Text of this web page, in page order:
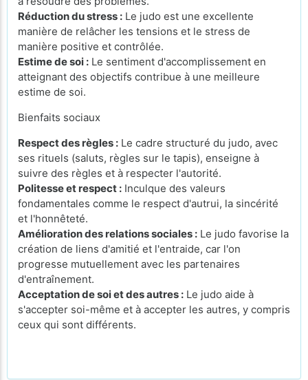
Réduction du stress : Le judo est une excellente
manière de relâcher les tensions et le stress de
manière positive et contrôlée.
Estime de soi : Le sentiment d'accomplissement en
atteignant des objectifs contribue à une meilleure
estime de soi.
Bienfaits sociaux
Respect des règles : Le cadre structuré du judo, avec
ses rituels (saluts, règles sur le tapis), enseigne à
suivre des règles et à respecter l'autorité.
Politesse et respect : Inculque des valeurs
fondamentales comme le respect d'autrui, la sincérité
et l'honnêteté.
Amélioration des relations sociales : Le judo favorise la
création de liens d'amitié et l'entraide, car l'on
progresse mutuellement avec les partenaires
d'entraînement.
Acceptation de soi et des autres : Le judo aide à
s'accepter soi-même et à accepter les autres, y compris
ceux qui sont différents.